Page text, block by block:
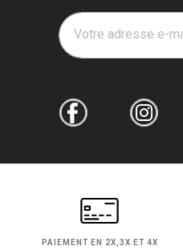
Votre adresse e-
PAIEMENT EN 2X,3X ET 4X